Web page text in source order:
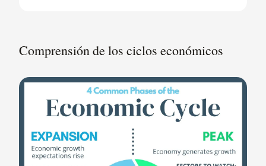
Comprensión de los ciclos económicos